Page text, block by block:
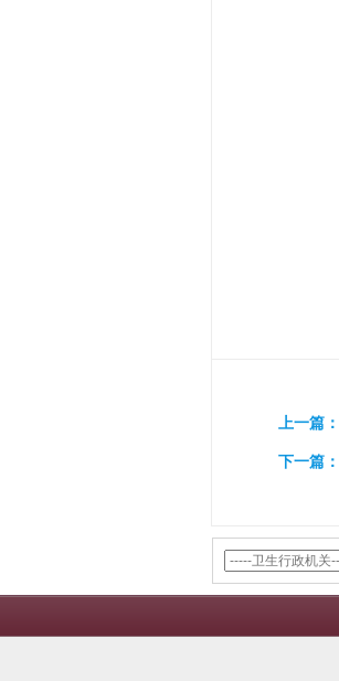
上一篇：
下一篇：